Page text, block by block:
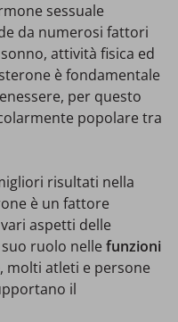
sessuale
da numerosi fattori
attività fisica ed
è fondamentale
per questo
popolare tra
risultati nella
è un fattore
aspetti delle
ruolo nelle funzioni
, molti atleti e persone
il